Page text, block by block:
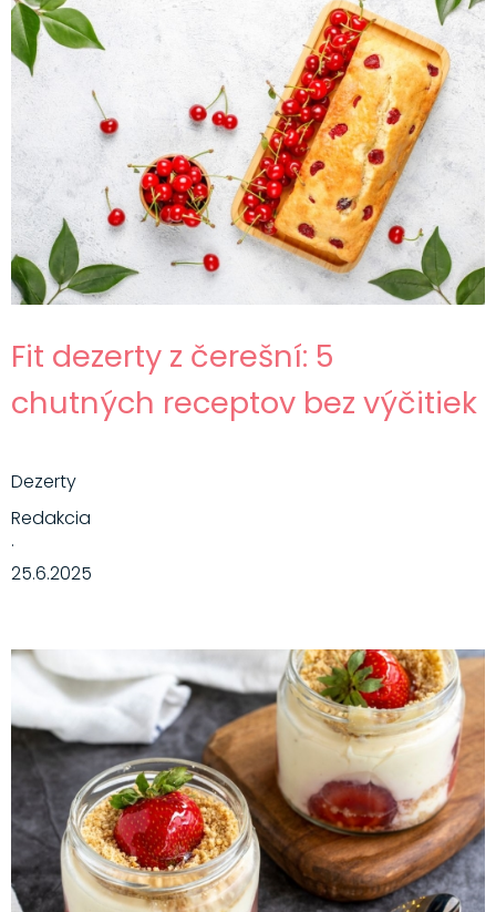
Fit dezerty z čerešní: 5
chutných receptov bez výčitiek
Dezerty
Redakcia
·
25.6.2025